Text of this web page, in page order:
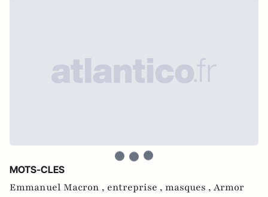
MOTS-CLES
Emmanuel Macron , entreprise , masques , Armor